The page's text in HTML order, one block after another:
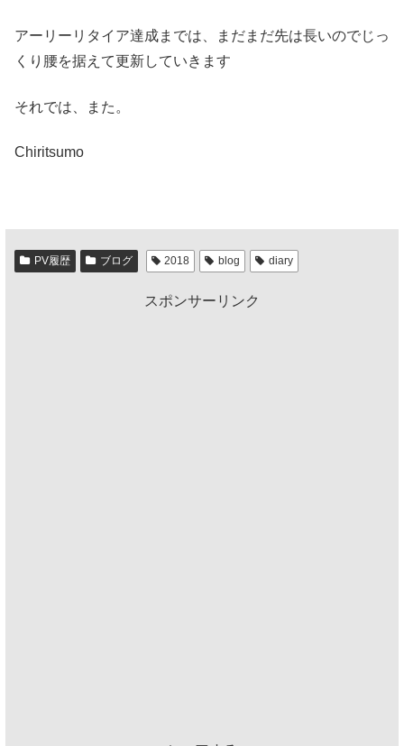
アーリーリタイア達成までは、まだまだ先は長いのでじっ
くり腰を据えて更新していきます
それでは、また。
Chiritsumo
PV履歴 ブログ 2018 blog diary
スポンサーリンク